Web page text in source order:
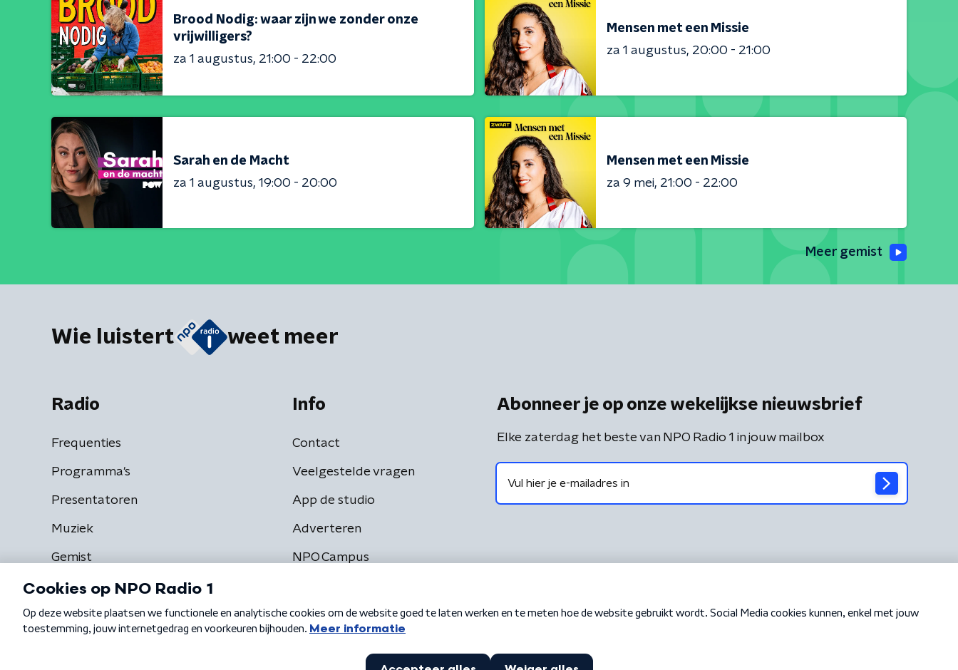
Brood Nodig: waar zijn we zonder onze
vrijwilligers?
za 1 augustus 21:00 - 22:00
Mensen met een Missie
za 1 augustus 20:00 - 21:00
Sarah en de Macht
za 1 augustus 19:00 - 20:00
Mensen met een Missie
za 9 mei 21:00 - 22:00
Meer gemist
Wie luistert weet meer
Radio
Frequenties
Programma's
Presentatoren
Muziek
Gemist
Info
Contact
Veelgestelde vragen
App de studio
Adverteren
NPO Campus
Abonneer je op onze wekelijkse nieuwsbrief
Elke zaterdag het beste van NPO Radio 1 in jouw mailbox
Algemene voorwaarden Privacybeleid